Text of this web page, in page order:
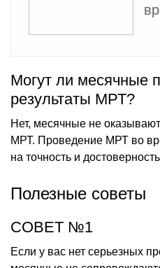
Могут ли месячные
результаты МРТ?
Нет, месячные не
МРТ. Проведение МРТ во
на точность и
Полезные советы
СОВЕТ №1
Если у вас нет серьезных